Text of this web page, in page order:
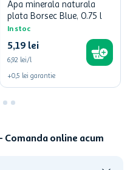
Apa minerala naturala
plata Borsec Blue, 0.75 l
In stoc
5,19 lei
6,92 lei/l
+0,5 lei garantie
Comanda online acum